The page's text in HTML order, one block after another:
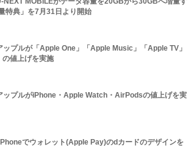
特典」を7月31日より開始
ップルが「Apple One」「Apple Music」「Apple TV」
の値上げを実施
ップルがiPhone・Apple Watch・AirPodsの値上げを実
iPhoneでウォレット(Apple Pay)のdカードのデザインを